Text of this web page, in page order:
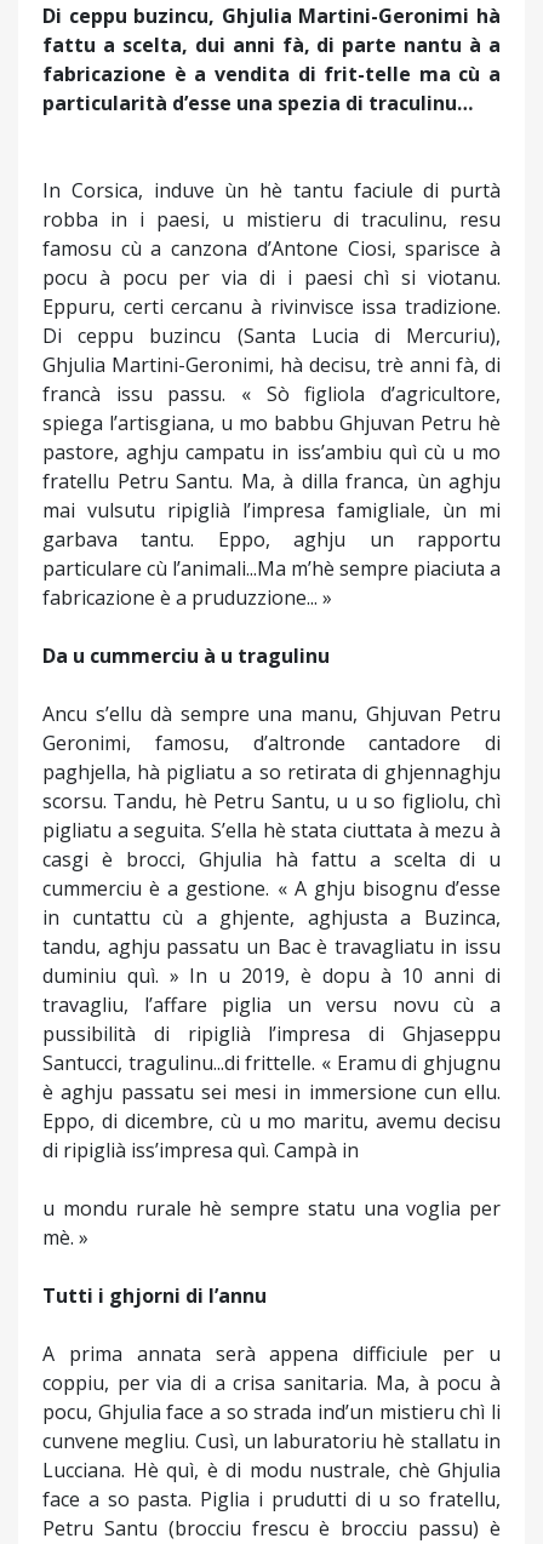
Di ceppu buzincu, Ghjulia Martini-Geronimi hà
fattu a scelta, dui anni fà, di parte nantu à a
fabricazione è a vendita di frit-telle ma cù a
particularità d’esse una spezia di traculinu…
In Corsica, induve ùn hè tantu faciule di purtà
robba in i paesi, u mistieru di traculinu, resu
famosu cù a canzona d’Antone Ciosi, sparisce à
pocu à pocu per via di i paesi chì si viotanu.
Eppuru, certi cercanu à rivinvisce issa tradizione.
Di ceppu buzincu (Santa Lucia di Mercuriu),
Ghjulia Martini-Geronimi, hà decisu, trè anni fà, di
francà issu passu. « Sò figliola d’agricultore,
spiega l’artisgiana, u mo babbu Ghjuvan Petru hè
pastore, aghju campatu in iss’ambiu quì cù u mo
fratellu Petru Santu. Ma, à dilla franca, ùn aghju
mai vulsutu ripiglià l’impresa famigliale, ùn mi
garbava tantu. Eppo, aghju un rapportu
particulare cù l’animali...Ma m’hè sempre piaciuta a
fabricazione è a pruduzzione... »
Da u cummerciu à u tragulinu
Ancu s’ellu dà sempre una manu, Ghjuvan Petru
Geronimi, famosu, d’altronde cantadore di
paghjella, hà pigliatu a so retirata di ghjennaghju
scorsu. Tandu, hè Petru Santu, u u so figliolu, chì
pigliatu a seguita. S’ella hè stata ciuttata à mezu à
casgi è brocci, Ghjulia hà fattu a scelta di u
cummerciu è a gestione. « A ghju bisognu d’esse
in cuntattu cù a ghjente, aghjusta a Buzinca,
tandu, aghju passatu un Bac è travagliatu in issu
duminiu quì. » In u 2019, è dopu à 10 anni di
travagliu, l’affare piglia un versu novu cù a
pussibilità di ripiglià l’impresa di Ghjaseppu
Santucci, tragulinu...di frittelle. « Eramu di ghjugnu
è aghju passatu sei mesi in immersione cun ellu.
Eppo, di dicembre, cù u mo maritu, avemu decisu
di ripiglià iss’impresa quì. Campà in
u mondu rurale hè sempre statu una voglia per
mè. »
Tutti i ghjorni di l’annu
A prima annata serà appena difficiule per u
coppiu, per via di a crisa sanitaria. Ma, à pocu à
pocu, Ghjulia face a so strada ind’un mistieru chì li
cunvene megliu. Cusì, un laburatoriu hè stallatu in
Lucciana. Hè quì, è di modu nustrale, chè Ghjulia
face a so pasta. Piglia i prudutti di u so fratellu,
Petru Santu (brocciu frescu è brocciu passu) è